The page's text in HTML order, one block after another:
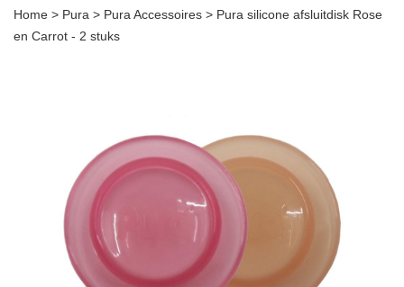
Home > Pura > Pura Accessoires > Pura silicone afsluitdisk Rose
en Carrot - 2 stuks